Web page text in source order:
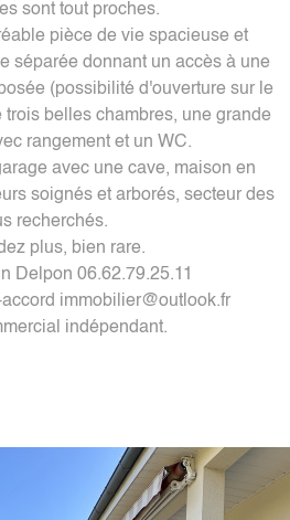
sont tout proches.
pièce de vie spacieuse et
séparée donnant un accès à une
(possibilité d'ouverture sur le
belles chambres, une grande
rangement et un WC.
avec une cave, maison en
soignés et arborés, secteur des
recherchés.
plus, bien rare.
Delpon 06.62.79.25.11
immobilier@outlook.fr
indépendant.